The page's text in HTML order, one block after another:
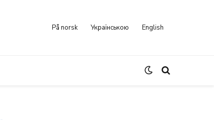
På norsk Українською English